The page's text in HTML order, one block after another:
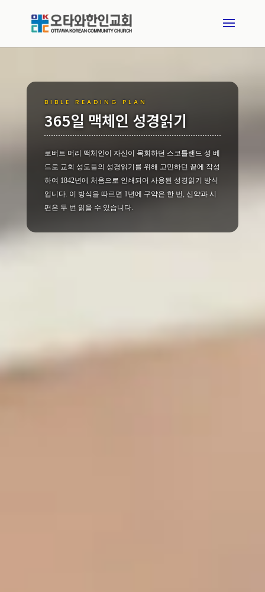
BIBLE READING PLAN
365일 맥체인 성경읽기
로버트 머리 맥체인이 자신이 목회하던 스코틀랜드 성 베
드로 교회 성도들의 성경읽기를 위해 고민하던 끝에 작성
하여 1842년에 처음으로 인쇄되어 사용된 성경읽기 방식
입니다. 이 방식을 따르면 1년에 구약은 한 번, 신약과 시
편은 두 번 읽을 수 있습니다.